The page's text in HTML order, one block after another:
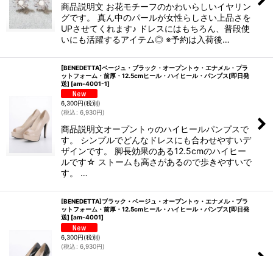
商品説明文 お花モチーフのかわいらしいイヤリン
グです。 真ん中のパールが女性らしさい上品さを
UPさせてくれます♪ ドレスにはもちろん、普段使
いにも活躍するアイテム◎ ※予約は入荷後…
[BENEDETTA]ベージュ・ブラック・オープントゥ・エナメル・プラ
ットフォーム・前厚・12.5cmヒール・ハイヒール・パンプス[即日発
送] [am-4001-1]
6,300円(税別)
(税込: 6,930円)
商品説明文オープントゥのハイヒールパンプスで
す。 シンプルでどんなドレスにも合わせやすいデ
ザインです。 脚長効果のある12.5cmのハイヒー
ルです☆ ストームも高さがあるので歩きやすいで
す。 …
[BENEDETTA]ブラック・ベージュ・オープントゥ・エナメル・プラ
ットフォーム・前厚・12.5cmヒール・ハイヒール・パンプス[即日発
送] [am-4001]
6,300円(税別)
(税込 : 6,930円)